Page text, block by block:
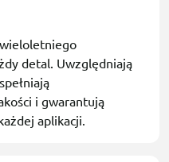
detal. Uwzględniają
i gwarantują
aplikacji.